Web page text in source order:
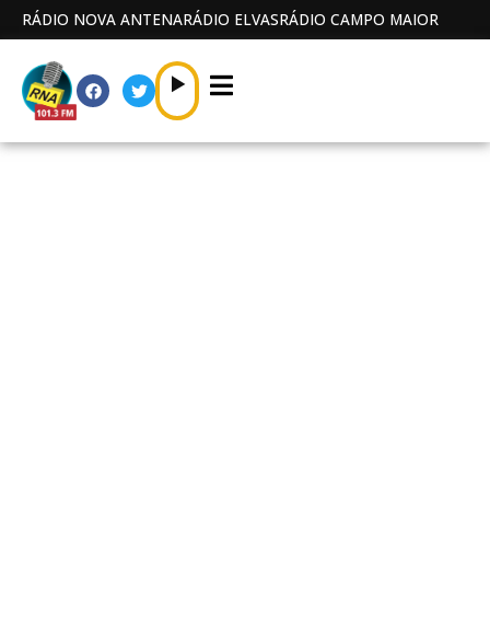
RÁDIO NOVA ANTENARÁDIO ELVASRÁDIO CAMPO MAIOR